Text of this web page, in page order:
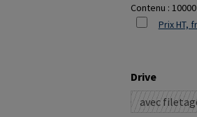
Contenu :
Prix HT,
Sélectionnez
Drive
avec